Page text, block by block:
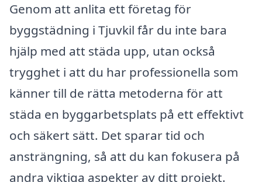
Genom att anlita ett företag för
byggstädning i Tjuvkil får du inte bara
hjälp med att städa upp, utan också
trygghet i att du har professionella som
känner till de rätta metoderna för att
städa en byggarbetsplats på ett effektivt
och säkert sätt. Det sparar tid och
ansträngning, så att du kan fokusera på
andra viktiga aspekter av ditt projekt.